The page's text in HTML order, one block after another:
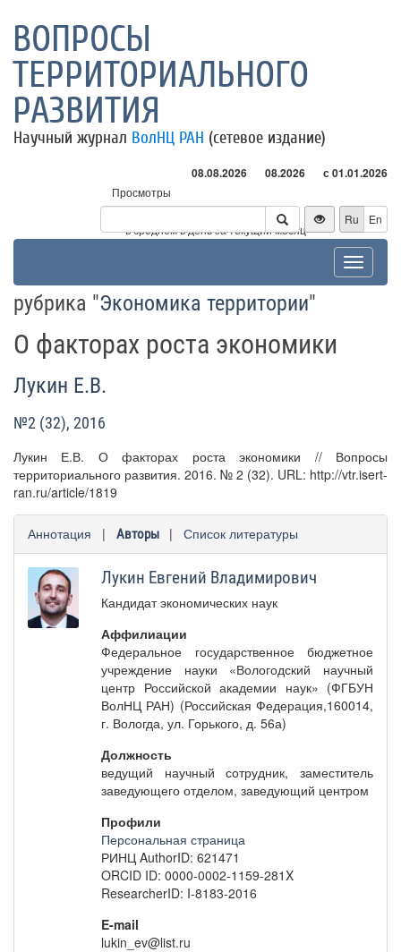
ВОПРОСЫ
ТЕРРИТОРИАЛЬНОГО
РАЗВИТИЯ
Научный журнал ВолНЦ РАН (сетевое издание)
08.08.2026 08.2026 с 01.01.2026
Просмотры
Посетители
* - в среднем в день за текущий месяц
Ru En
Toggle
рубрика "Экономика территории"
О факторах роста экономики
Лукин Е.В.
№2 (32), 2016
Лукин Е.В. О факторах роста экономики // Вопросы
территориального развития. 2016. № 2 (32). URL: http://vtr.isert-
ran.ru/article/1819
Аннотация | Авторы | Список литературы
Лукин Евгений Владимирович
Кандидат экономических наук
Аффилиации
Федеральное государственное бюджетное
учреждение науки «Вологодский научный
центр Российской академии наук» (ФГБУН
ВолНЦ РАН) (Российская Федерация,160014,
г. Вологда, ул. Горького, д. 56а)
Должность
ведущий научный сотрудник, заместитель
заведующего отделом, заведующий центром
Профили
Персональная страница
РИНЦ AuthorID: 621471
ORCID ID: 0000-0002-1159-281X
ResearcherID: I-8183-2016
E-mail
lukin_ev@list.ru